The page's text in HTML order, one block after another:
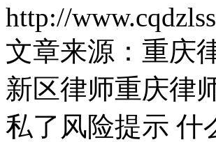
http://
文章来源：重庆
新区律师重庆律
私了风险提示 什